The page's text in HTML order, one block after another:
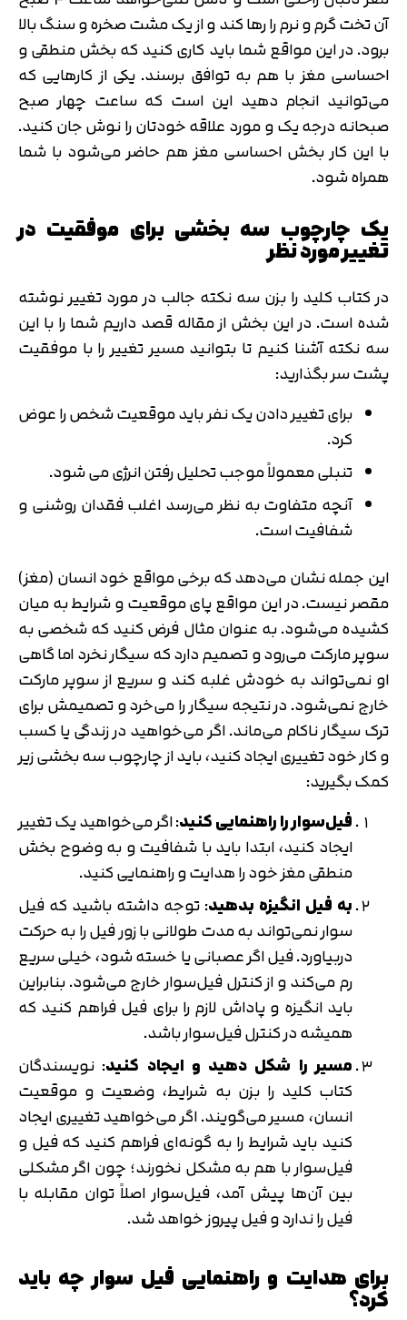
آن تخت گرم و نرم را رها کند و از یک مشت صخره و سنگ بالا
برود. در این مواقع شما باید کاری کنید که بخش منطقی و
احساسی مغز با هم به توافق برسند. یکی از کارهایی که
می‌توانید انجام دهید این است که ساعت چهار صبح
صبحانه درجه یک و مورد علاقه خودتان را نوش جان کنید.
با این کار بخش احساسی مغز هم حاضر می‌شود با شما
همراه شود.
یک چارچوب سه بخشی برای موفقیت در
تغییر مورد نظر
در کتاب کلید را بزن سه نکته جالب در مورد تغییر نوشته
شده است. در این بخش از مقاله قصد داریم شما را با این
سه نکته آشنا کنیم تا بتوانید مسیر تغییر را با موفقیت
پشت سر بگذارید:
برای تغییر دادن یک نفر باید موقعیت شخص را عوض
کرد.
تنبلی معمولاً موجب تحلیل رفتن انرژی می شود.
آنچه متفاوت به نظر می‌‌رسد اغلب فقدان روشنی و
شفافیت است.
این جمله نشان می‌دهد که برخی مواقع خود انسان (مغز)
مقصر نیست. در این مواقع پای موقعیت و شرایط به میان
کشیده می‌شود. به عنوان مثال فرض کنید که شخصی به
سوپر مارکت می‌رود و تصمیم دارد که سیگار نخرد اما گاهی
او نمی‌تواند به خودش غلبه کند و سریع از سوپر مارکت
خارج نمی‌شود. در نتیجه سیگار را می‌خرد و تصمیمش برای
ترک سیگار ناکام می‌ماند. اگر می‌خواهید در زندگی یا کسب
و کار خود تغییری ایجاد کنید، باید از چارچوب سه بخشی زیر
کمک بگیرید:
فیل‌سوار را راهنمایی کنید: اگر می‌خواهید یک تغییر
ایجاد کنید، ابتدا باید با شفافیت و به وضوح بخش
منطقی مغز خود را هدایت و راهنمایی کنید.
به فیل انگیزه بدهید: توجه داشته باشید که فیل
سوار نمی‌تواند به مدت طولانی با زور فیل را به حرکت
دربیاورد. فیل اگر عصبانی یا خسته شود، خیلی سریع
رم می‌کند و از کنترل فیل‌سوار خارج می‌شود. بنابراین
باید انگیزه و پاداش لازم را برای فیل فراهم کنید که
همیشه در کنترل فیل‌سوار باشد.
مسیر را شکل دهید و ایجاد کنید: نویسندگان
کتاب کلید را بزن به شرایط، وضعیت و موقعیت
انسان، مسیر می‌گویند. اگر می‌خواهید تغییری ایجاد
کنید باید شرایط را به گونه‌ای فراهم کنید که فیل و
فیل‌سوار با هم به مشکل نخورند؛ چون اگر مشکلی
بین آن‌ها پیش آمد، فیل‌سوار اصلاً توان مقابله با
فیل را ندارد و فیل پیروز خواهد شد.
برای هدایت و راهنمایی فیل سوار چه باید
کرد؟